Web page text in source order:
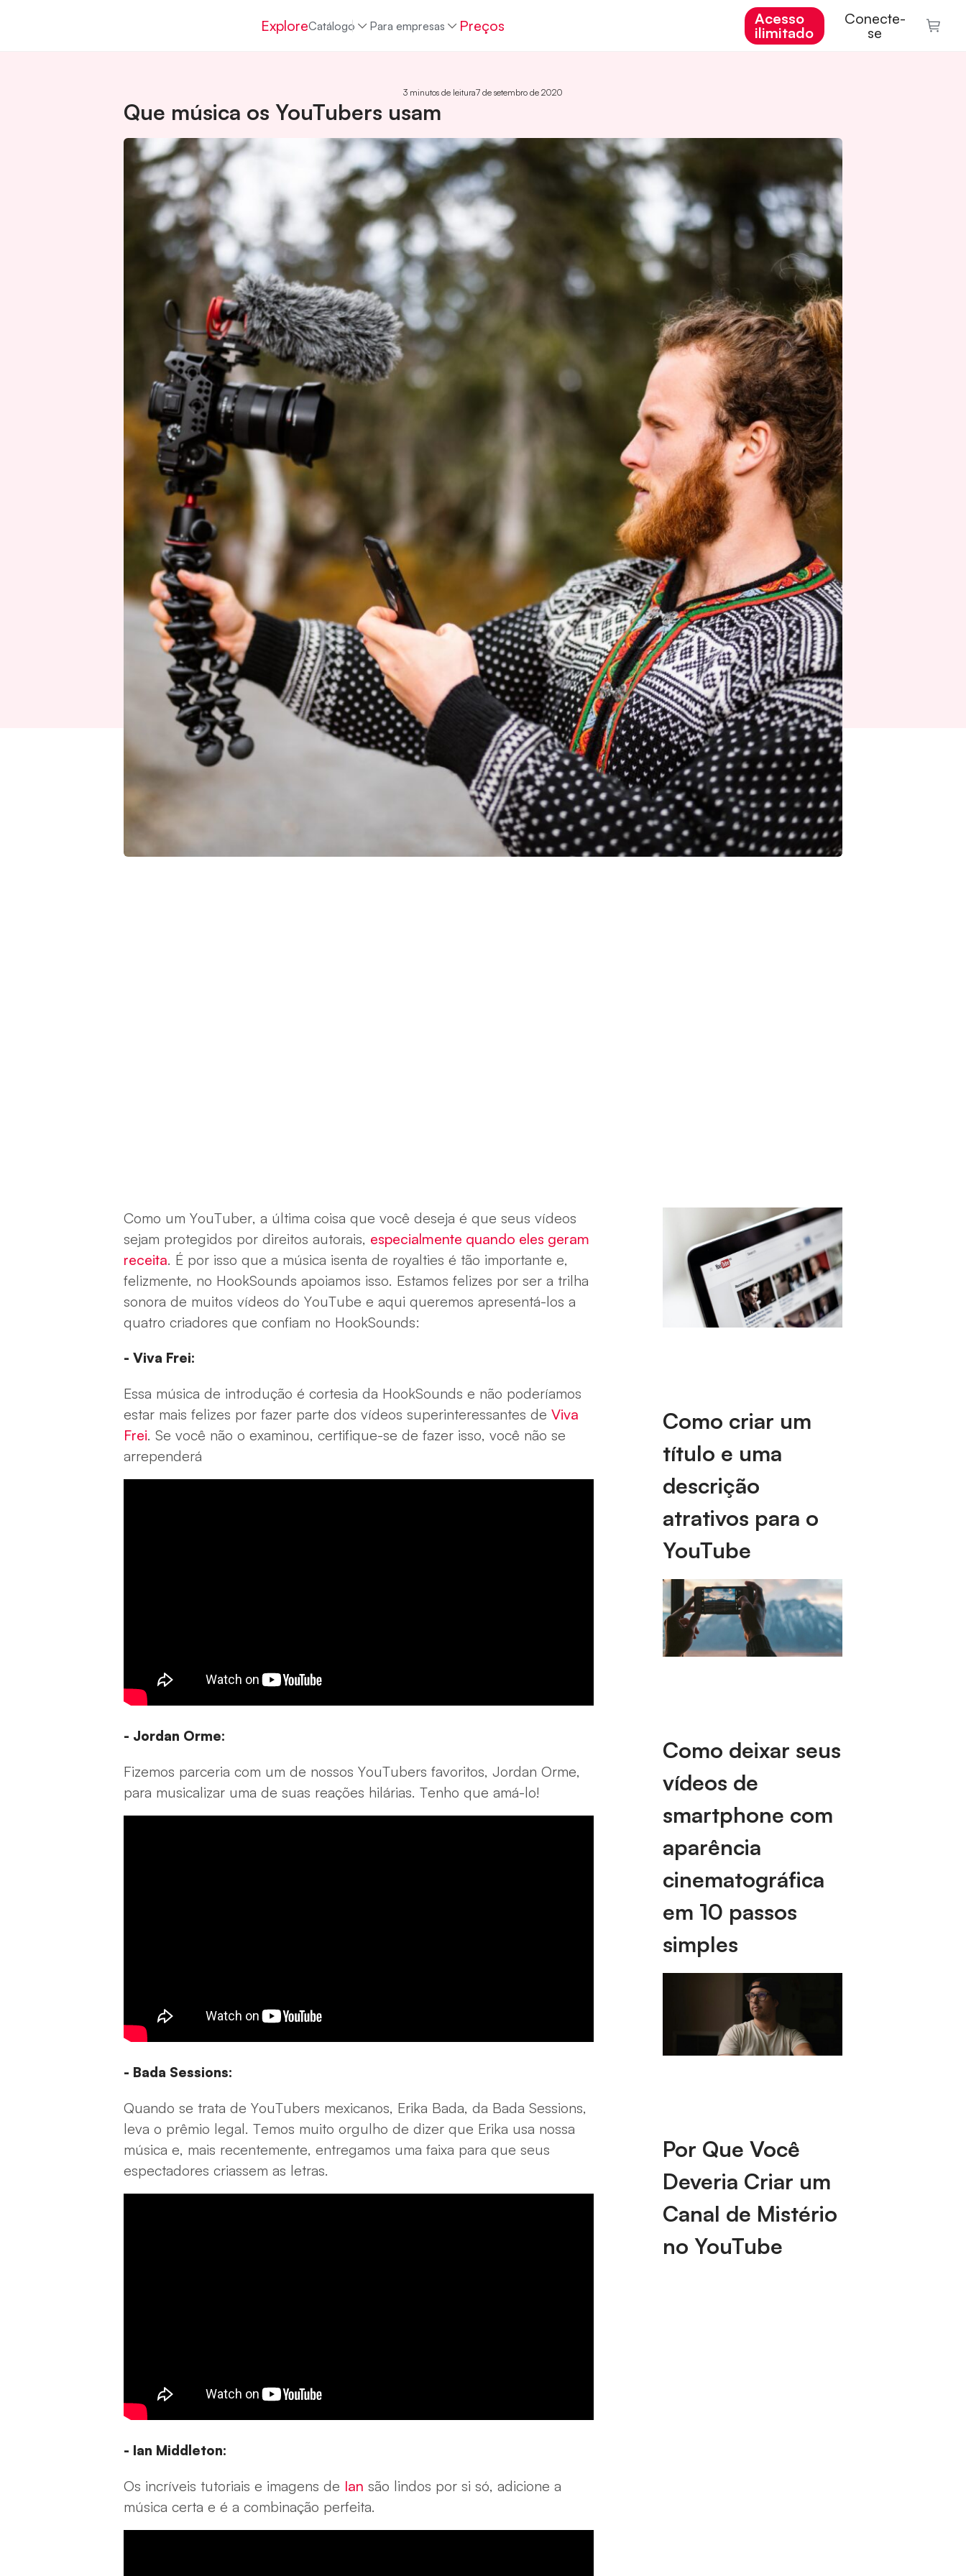
ExploreCatálogo Para empresas Preços
Acesso
ilimitado
Conecte-
se
3 minutos de leitura7 de setembro de 2020
Que música os YouTubers usam
Como um YouTuber, a última coisa que você deseja é que seus vídeos
sejam protegidos por direitos autorais, especialmente quando eles geram
receita. É por isso que a música isenta de royalties é tão importante e,
felizmente, no HookSounds apoiamos isso. Estamos felizes por ser a trilha
sonora de muitos vídeos do YouTube e aqui queremos apresentá-los a
quatro criadores que confiam no HookSounds:
- Viva Frei:
Essa música de introdução é cortesia da HookSounds e não poderíamos
estar mais felizes por fazer parte dos vídeos superinteressantes de Viva
Frei. Se você não o examinou, certifique-se de fazer isso, você não se
arrependerá
- Jordan Orme:
Fizemos parceria com um de nossos YouTubers favoritos, Jordan Orme,
para musicalizar uma de suas reações hilárias. Tenho que amá-lo!
- Bada Sessions:
Quando se trata de YouTubers mexicanos, Erika Bada, da Bada Sessions,
leva o prêmio legal. Temos muito orgulho de dizer que Erika usa nossa
música e, mais recentemente, entregamos uma faixa para que seus
espectadores criassem as letras.
- Ian Middleton:
Os incríveis tutoriais e imagens de Ian são lindos por si só, adicione a
música certa e é a combinação perfeita.
Como criar um
título e uma
descrição
atrativos para o
YouTube
Como deixar seus
vídeos de
smartphone com
aparência
cinematográfica
em 10 passos
simples
Por Que Você
Deveria Criar um
Canal de Mistério
no YouTube